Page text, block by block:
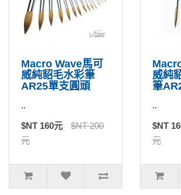
Macro Wave馬可
威純貂毛水彩筆
AR25單支圓頭
..
$NT 160元
$NT 200
元
威純
筆
..
$NT
元